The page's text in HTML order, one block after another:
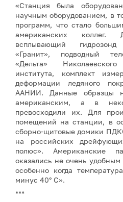
«Станция была
научным оборудованием, в
программ, что стало
американских коллег.
всплывающий
«Гранит», подводный
«Дельта» Николаевского
института, комплект
деформации ледяного
ААНИИ. Данные образцы
американским, а в
превосходили их. Для
помещений на станции, в
сборно-щитовые домики
на российских
полюс». Американские
оказались не очень
особенно когда
минус 40° С».
***